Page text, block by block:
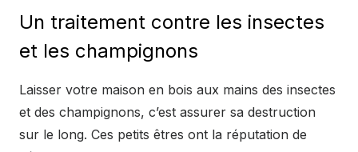
Un traitement contre les insectes
et les champignons
Laisser votre maison en bois aux mains des insectes
et des champignons, c’est assurer sa destruction
sur le long. Ces petits êtres ont la réputation de